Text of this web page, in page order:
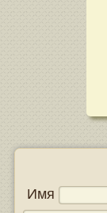
Имя